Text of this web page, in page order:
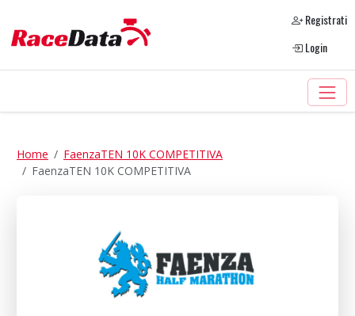
Registrati
Login
Home
FaenzaTEN 10K COMPETITIVA
FaenzaTEN 10K COMPETITIVA